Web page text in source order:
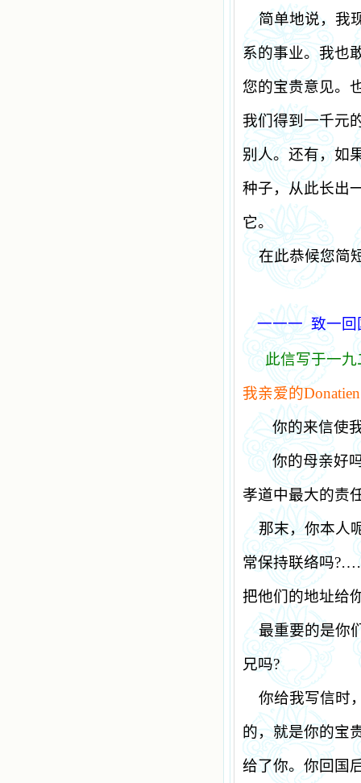
简单地说，我
系的事业。我也
您的宝贵意见。
我们得到一千元
别人。还有，如
种子，从此长出
它。
在此恭候您简
一一一 致一回
此信写于一
我亲爱的
你的来信使
你的母亲好
孝道中最大的责
那末，你本人
常保持联络吗?
把他们的地址
最重要的是你
兄吗?
你给我写信时
的，就是你的宝
给了你。你回国